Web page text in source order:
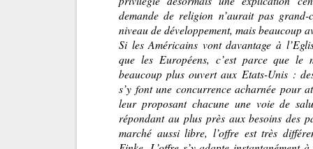
demande de religion n’aurait pas
niveau de développement, mais beaucoup
Si les Américains vont davantage à
que les Européens, c’est parce que le
beaucoup plus ouvert aux Etats-Unis :
s’y font une concurrence acharnée pour
leur proposant chacune une voie de
répondant au plus près aux besoins des
marché aussi libre, l’offre est très